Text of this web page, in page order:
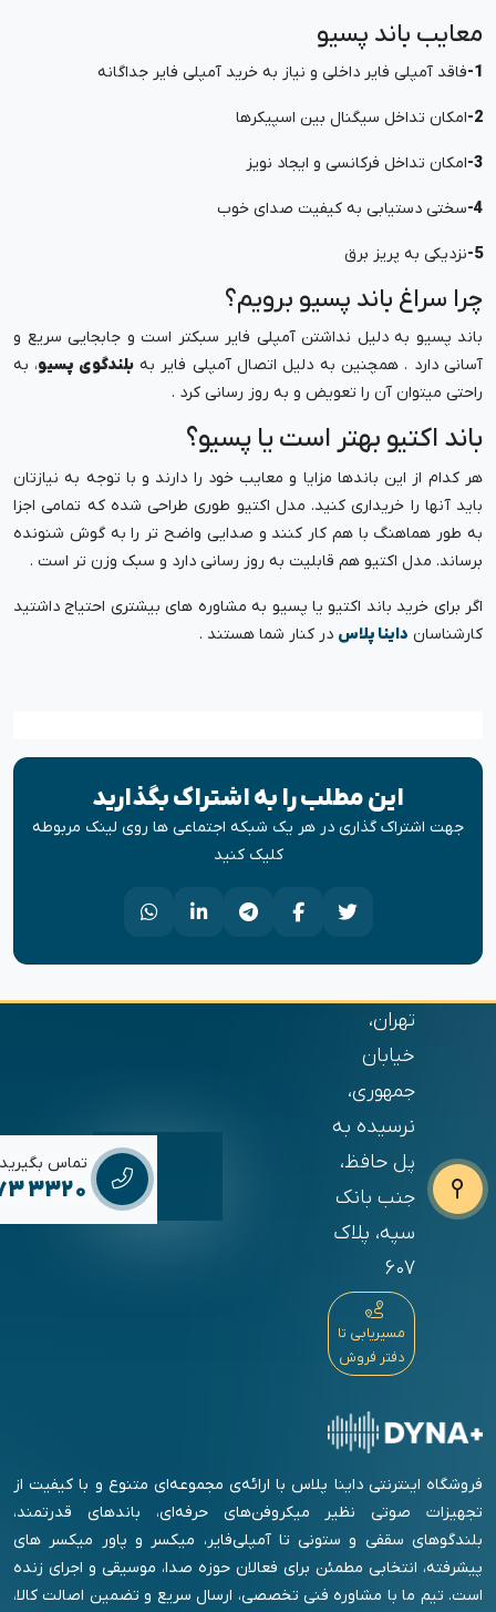
معایب باند پسیو
1- فاقد آمپلی فایر داخلی و نیاز به خرید آمپلی فایر جداگانه
2- امکان تداخل سیگنال بین اسپیکرها
3- امکان تداخل فرکانسی و ایجاد نویز
4- سختی دستیابی به کیفیت صدای خوب
5- نزدیکی به پریز برق
چرا سراغ باند پسیو برویم؟
باند پسیو به دلیل نداشتن آمپلی فایر سبکتر است و جابجایی سریع و
آسانی دارد . همچنین به دلیل اتصال آمپلی فایر بهبلندگوی پسیو، به
راحتی میتوان آن را تعویض و به روز رسانی کرد .
باند اکتیو بهتر است یا پسیو؟
هر کدام از این باندها مزایا و معایب خود را دارند و با توجه به نیازتان
باید آنها را خریداری کنید. مدل اکتیو طوری طراحی شده که تمامی اجزا
به طور هماهنگ با هم کار کنند و صدایی واضح تر را به گوش شنونده
برساند. مدل اکتیو هم قابلیت به روز رسانی دارد و سبک وزن تر است .
اگر برای خرید باند اکتیو یا پسیو به مشاوره های بیشتری احتیاج داشتید
کارشناسان داینا پلاس در کنار شما هستند .
این مطلب را به اشتراک بگذارید
جهت اشتراک گذاری در هر یک شبکه اجتماعی ها روی لینک مربوطه
کلیک کنید
تهران،
خیابان
جمهوری،
نرسیده به
پل حافظ،
جنب بانک
سپه، پلاک
607
مسیریابی تا
دفتر فروش
تماس بگیرید
3320
فروشگاه اینترنتی داینا پلاس با ارائه‌ی مجموعه‌ای متنوع و با کیفیت از
تجهیزات صوتی نظیر میکروفن‌های حرفه‌ای، باندهای قدرتمند،
بلندگوهای سقفی و ستونی تا آمپلی‌فایر، میکسر و پاور میکسر های
پیشرفته، انتخابی مطمئن برای فعالان حوزه صدا، موسیقی و اجرای زنده
است. تیم ما با مشاوره فنی تخصصی، ارسال سریع و تضمین اصالت کالا،